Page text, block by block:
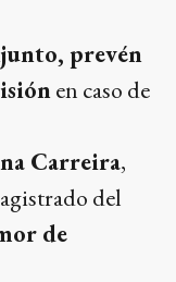
prevén
en caso de
Carreira,
del
de